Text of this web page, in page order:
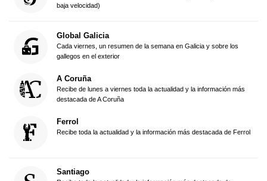
baja velocidad)
Global Galicia
Cada viernes, un resumen de la semana en Galicia y sobre los
gallegos en el exterior
A Coruña
Recibe de lunes a viernes toda la actualidad y la información más
destacada de A Coruña
Ferrol
Recibe toda la actualidad y la información más destacada de Ferrol
Santiago